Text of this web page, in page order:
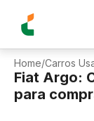
Home/Carros
Fiat Argo:
para